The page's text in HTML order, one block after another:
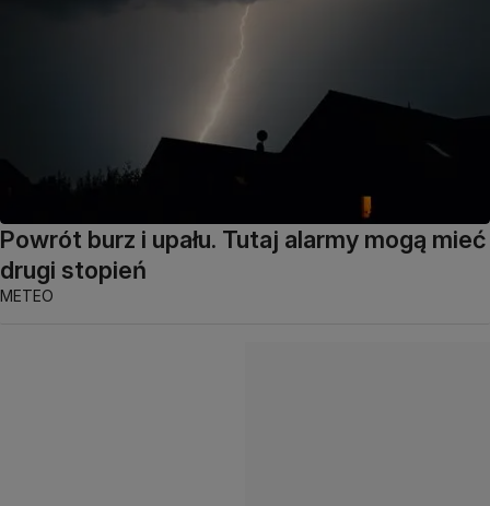
Powrót burz i upału. Tutaj alarmy mogą mieć
drugi stopień
METEO